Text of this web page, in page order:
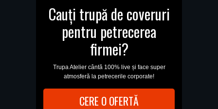
Cauți trupă de coveruri
pentru petrecerea
firmei?
Trupa Atelier cântă 100% live și face super
atmosferă la petrecerile corporate!
CERE O OFERTĂ